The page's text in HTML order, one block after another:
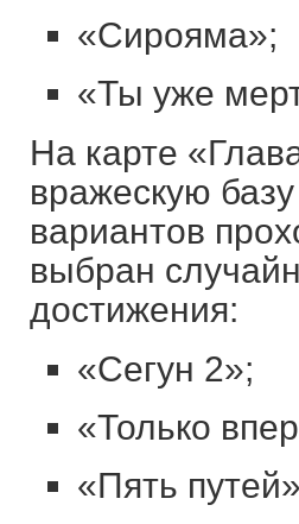
«Сирояма»;
«Ты уже
На карте
вражескую
вариантов
выбран
достижения:
«Сегун 2»;
«Только
«Пять